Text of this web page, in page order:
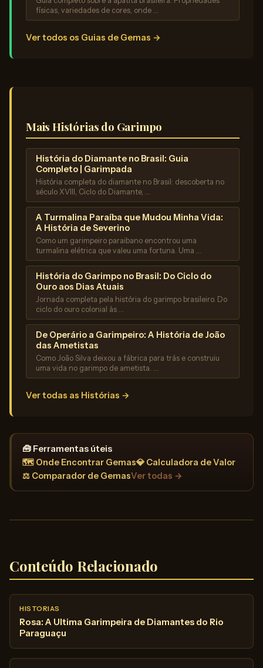
físicas, variedades de cores, onde …
Ver todos os Guias de Gemas →
Mais Histórias do Garimpo
História do Diamante no Brasil: Guia
Completo | Garimpada
História completa do diamante no Brasil: descoberta no
século XVIII, Ciclo do Diamante, …
A Turmalina Paraíba que Mudou Minha Vida:
A História de Severino
Como um garimpeiro paraibano encontrou uma
turmalina elétrica que valeu uma fortuna. Uma …
História do Garimpo no Brasil: Do Ciclo do
Ouro aos Dias Atuais
Jornada completa pela história do garimpo brasileiro. Do
ciclo do ouro colonial às …
De Operário a Garimpeiro: A História de João
das Ametistas
Como João Silva deixou a fábrica para trás e construiu
uma vida no garimpo de ametista. …
Ver todas as Histórias →
🧰 Ferramentas úteis
🗺️ Onde Encontrar Gemas💎 Calculadora de Valor
⚖️ Comparador de GemasVer todas →
Conteúdo Relacionado
HISTORIAS
Rosa: A Ultima Garimpeira de Diamantes do Rio
Paraguaçu